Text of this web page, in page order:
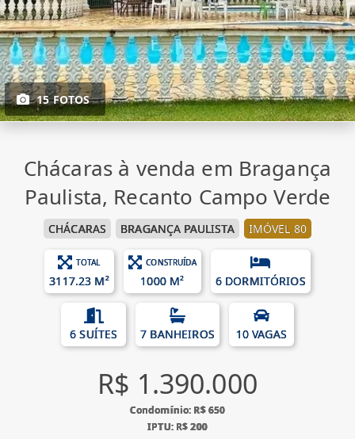
15 FOTOS
Chácaras à venda em Bragança
Paulista, Recanto Campo Verde
CHÁCARAS BRAGANÇA PAULISTA IMÓVEL 80
TOTAL
3117.23 M²
CONSTRUÍDA
1000 M² 6 DORMITÓRIOS
6 SUÍTES 7 BANHEIROS 10 VAGAS
R$ 1.390.000
Condomínio: R$ 650
IPTU: R$ 200